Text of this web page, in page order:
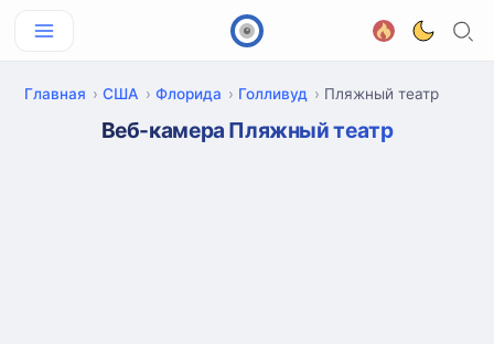
Главная США Флорида Голливуд Пляжный театр
Веб-камера Пляжный театр